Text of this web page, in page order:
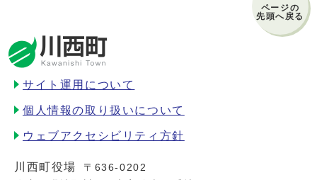
ページの
先頭へ戻る
サイト運用について
個人情報の取り扱いについて
ウェブアクセシビリティ方針
川西町役場
〒636-0202